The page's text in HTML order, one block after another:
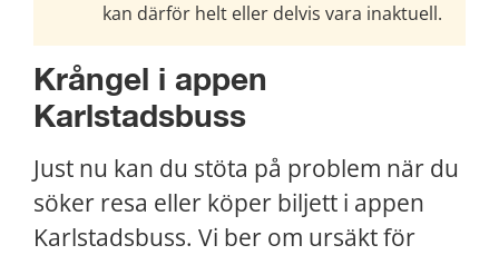
kan därför helt eller delvis vara inaktuell.
Krångel i appen
Karlstadsbuss
Just nu kan du stöta på problem när du
söker resa eller köper biljett i appen
Karlstadsbuss. Vi ber om ursäkt för